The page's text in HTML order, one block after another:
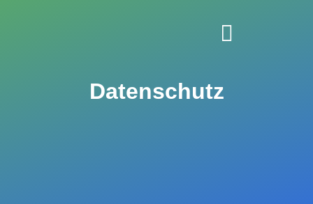
Datenschutz